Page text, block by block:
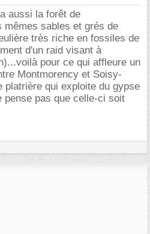
aussi la forêt de
mêmes sables et grés de
très riche en fossiles de
d'un raid visant à
pour ce qui affleure un
Montmorency et Soisy-
platrière qui exploite du gypse
pense pas que celle-ci soit